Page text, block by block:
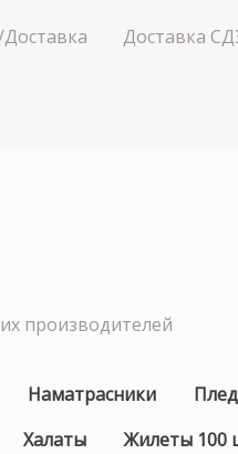
Доставка
производителей
Наматрасники
Халаты Жилеты 100